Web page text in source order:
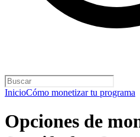
InicioCómo monetizar tu programa
Opciones de